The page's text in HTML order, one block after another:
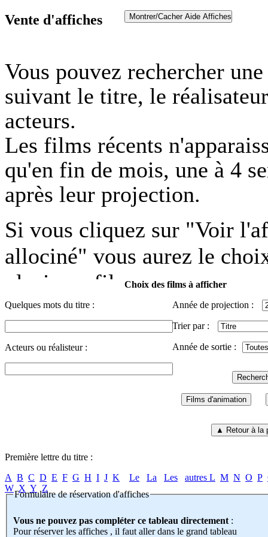
Vente d'affiches
Vous pouvez rechercher
suivant le titre, le
acteurs.
Les films récents
qu'en fin de mois, une à 4
après leur projection.
Si vous cliquez sur "Voir
allociné" vous aurez le
plusieurs films :
choisissez celui qui
mieux à l'année de sortie ou
projection.
Les affiches seront
6 € pour les
(120x160
3 € pour les petites(40x53
40x50 ou 80x60), et5 € le
photos(4 à 12).
Choix des films à afficher
Quelques mots du titre :
Acteurs ou réalisteur :
Année de projection :
Trier par :
Année de sortie :
Première lettre du titre :
A B C D E F G H I J K Le La Les autres L M N O P
W X Y Z
Formulaire de réservation d'affiches
Vous ne pouvez pas compléter ce tableau directement :
Pour réserver les affiches , il faut aller dans le grand tableau